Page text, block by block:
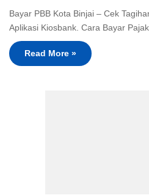
Bayar PBB Kota Binjai – Cek
Aplikasi Kiosbank. Cara Bayar
Read More »